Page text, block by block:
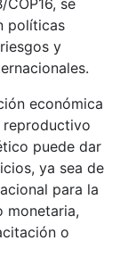
se
políticas
y
económica
puede dar
ya sea de
para la
monetaria,
o